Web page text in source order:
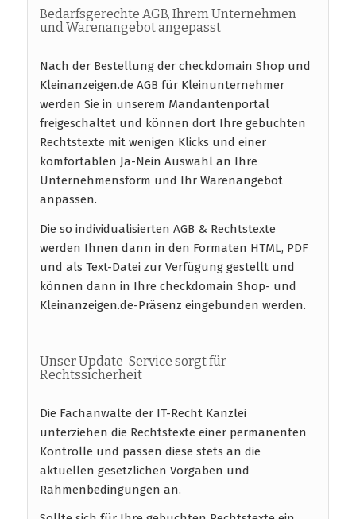
Bedarfsgerechte AGB, Ihrem Unternehmen
und Warenangebot angepasst
Nach der Bestellung der checkdomain Shop und
Kleinanzeigen.de AGB für Kleinunternehmer
werden Sie in unserem Mandantenportal
freigeschaltet und können dort Ihre gebuchten
Rechtstexte mit wenigen Klicks und einer
komfortablen Ja-Nein Auswahl an Ihre
Unternehmensform und Ihr Warenangebot
anpassen.
Die so individualisierten AGB & Rechtstexte
werden Ihnen dann in den Formaten HTML, PDF
und als Text-Datei zur Verfügung gestellt und
können dann in Ihre checkdomain Shop- und
Kleinanzeigen.de-Präsenz eingebunden werden.
Unser Update-Service sorgt für
Rechtssicherheit
Die Fachanwälte der IT-Recht Kanzlei
unterziehen die Rechtstexte einer permanenten
Kontrolle und passen diese stets an die
aktuellen gesetzlichen Vorgaben und
Rahmenbedingungen an.